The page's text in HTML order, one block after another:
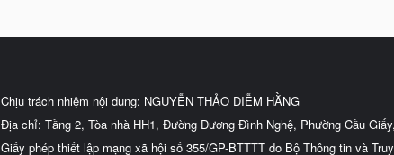
Chịu trách nhiệm nội dung: NGUYỄN THẢO DIỄM HẰNG
Địa chỉ: Tầng 2, Tòa nhà HH1, Đường Dương Đình Nghệ, Phường Cầu
Giấy phép thiết lập mạng xã hội số 355/GP-BTTTT do Bộ Thông tin và